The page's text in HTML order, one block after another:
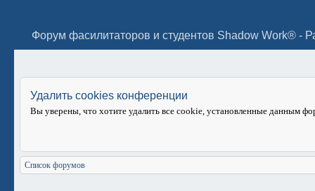
Удалить cookies конференции
Вы уверены, что хотите удалить все cookie, установленные данным
Список форумов